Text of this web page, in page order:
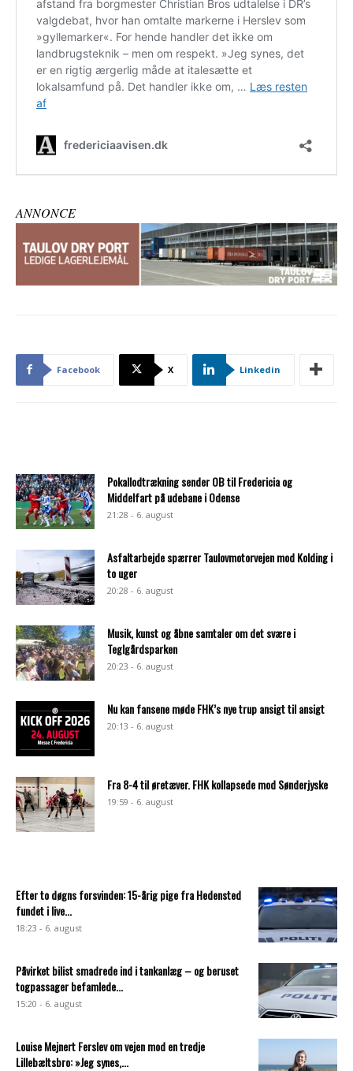
ANNONCE
Facebook X Linkedin
Pokallodtrækning sender OB til Fredericia og
Middelfart på udebane i Odense
21:28 - 6. august
Asfaltarbejde spærrer Taulovmotorvejen mod Kolding i
to uger
20:28 - 6. august
Musik, kunst og åbne samtaler om det svære i
Teglgårdsparken
20:23 - 6. august
Nu kan fansene møde FHK’s nye trup ansigt til ansigt
20:13 - 6. august
Fra 8-4 til øretæver. FHK kollapsede mod Sønderjyske
19:59 - 6. august
Efter to døgns forsvinden: 15-årig pige fra Hedensted
fundet i live...
18:23 - 6. august
Påvirket bilist smadrede ind i tankanlæg – og beruset
togpassager befamlede...
15:20 - 6. august
Louise Mejnert Ferslev om vejen mod en tredje
Lillebæltsbro: »Jeg synes,...